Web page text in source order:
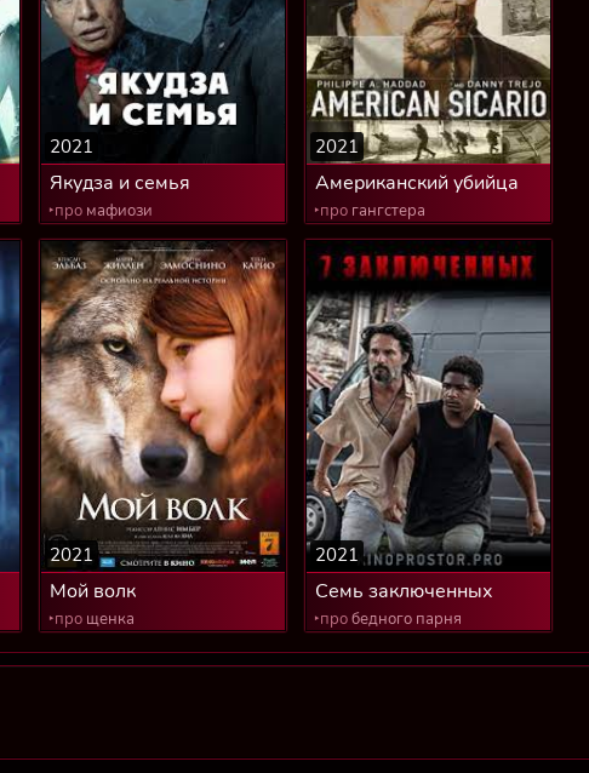
Якудза и семья
2021
‣про мафиози
Американский убийца
2021
‣про гангстера
Мой волк
2021
‣про щенка
Семь заключенных
2021
‣пробедного парня